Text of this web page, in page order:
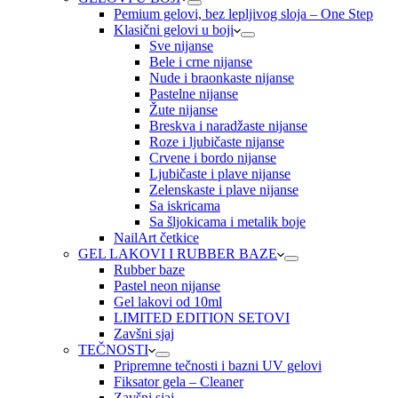
Pemium gelovi, bez lepljivog sloja – One Step
Klasični gelovi u boji
Sve nijanse
Bele i crne nijanse
Nude i braonkaste nijanse
Pastelne nijanse
Žute nijanse
Breskva i naradžaste nijanse
Roze i ljubičaste nijanse
Crvene i bordo nijanse
Ljubičaste i plave nijanse
Zelenskaste i plave nijanse
Sa iskricama
Sa šljokicama i metalik boje
NailArt četkice
GEL LAKOVI I RUBBER BAZE
Rubber baze
Pastel neon nijanse
Gel lakovi od 10ml
LIMITED EDITION SETOVI
Zavšni sjaj
TEČNOSTI
Pripremne tečnosti i bazni UV gelovi
Fiksator gela – Cleaner